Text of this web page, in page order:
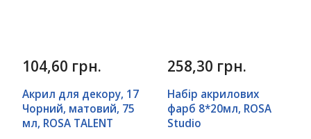
104,60 грн.
Акрил для декору, 17
Чорний, матовий, 75
мл, ROSA TALENT
258,30 грн.
Набір акрилових
фарб 8*20мл, ROSA
Studio